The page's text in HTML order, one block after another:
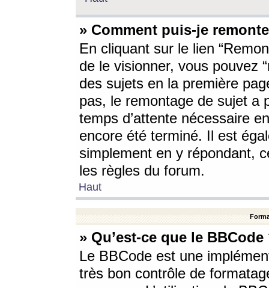
» Comment puis-je
En cliquant sur le lien
de le visionner, vous pouvez
des sujets en la première
pas, le remontage de sujet a
temps d’attente nécessaire
encore été terminé. Il est
simplement en y répondant,
les règles du forum.
Haut
» Qu’est-ce que le BBCode
Le BBCode est une
très bon contrôle de